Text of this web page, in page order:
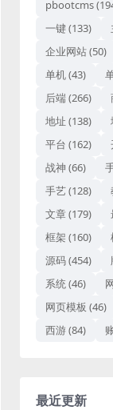
pbootcms
一键(133)
企业网站(50)
单机(43)
后端(266)
地址 (138)
平台 (162)
战神 (66)
手艺(128)
文章 (179)
框架 (160)
源码(454)
系统(46)
网页模板 (46)
西游(84)
最近更新